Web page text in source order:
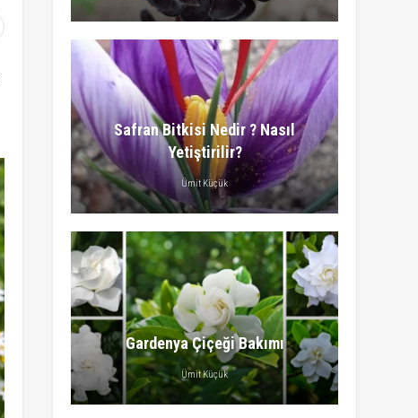
Safran Bitkisi Nedir ? Nasıl
Yetiştirilir?
Ümit Küçük
Gardenya Çiçeği Bakımı
Ümit Küçük